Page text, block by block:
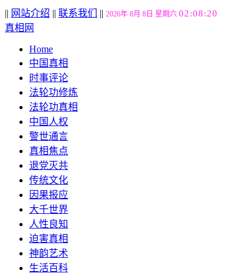
|| 网站介绍 || 联系我们 || 2026年 8月 8日 星期六 02:08:21
真相网
Home
中国真相
时事评论
法轮功修炼
法轮功真相
中国人权
警世通言
真相焦点
退党灭共
传统文化
因果报应
大千世界
人性良知
迫害真相
神韵艺术
生活百科